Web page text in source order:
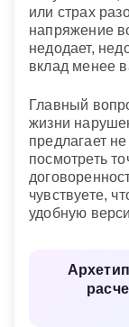
или страх
напряжение
недодает,
вклад менее
Главный
жизни
предлагает
посмотреть
чувствуете,
удобную